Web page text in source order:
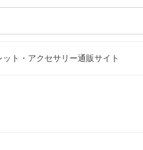
ト・アクセサリー通販サイト